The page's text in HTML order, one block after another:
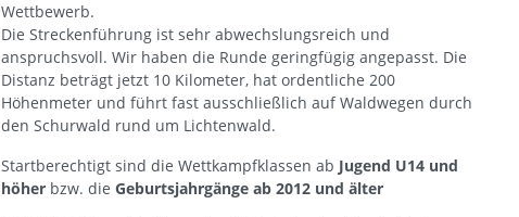
Wettbewerb.
Die Streckenführung ist sehr abwechslungsreich und
anspruchsvoll. Wir haben die Runde geringfügig angepasst. Die
Distanz beträgt jetzt 10 Kilometer, hat ordentliche 200
Höhenmeter und führt fast ausschließlich auf Waldwegen durch
den Schurwald rund um Lichtenwald.
Startberechtigt sind die Wettkampfklassen ab Jugend U14 und
höher bzw. die Geburtsjahrgänge ab 2012 und älter